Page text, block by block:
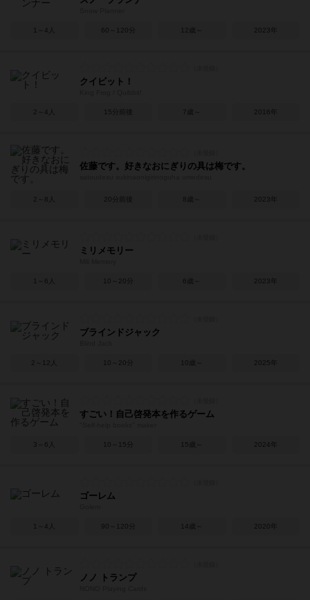
1～4人 60～120分 12歳～ 2023年
クイビット！
2～4人 15分前後 7歳～ 2016年
佐藤です。好きなおにぎりの具は梅です。
2～8人 20分前後 8歳～ 2023年
ミリメモリー
1～6人 10～20分 6歳～ 2023年
ブラインドジャック
2～12人 10～20分 10歳～ 2025年
すごい！自己啓発本を作るゲーム
3～6人 10～15分 15歳～ 2024年
ゴーレム
1～4人 90～120分 14歳～ 2020年
ノノ トランプ